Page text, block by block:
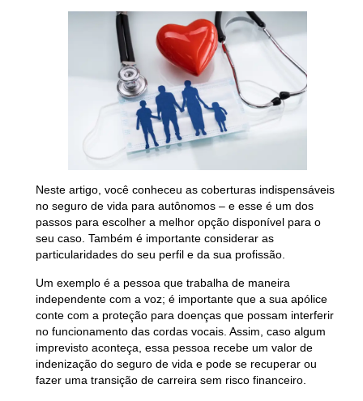
Neste artigo, você conheceu as coberturas indispensáveis
no seguro de vida para autônomos – e esse é um dos
passos para escolher a melhor opção disponível para o
seu caso. Também é importante considerar as
particularidades do seu perfil e da sua profissão.
Um exemplo é a pessoa que trabalha de maneira
independente com a voz; é importante que a sua apólice
conte com a proteção para doenças que possam interferir
no funcionamento das cordas vocais. Assim, caso algum
imprevisto aconteça, essa pessoa recebe um valor de
indenização do seguro de vida e pode se recuperar ou
fazer uma transição de carreira sem risco financeiro.